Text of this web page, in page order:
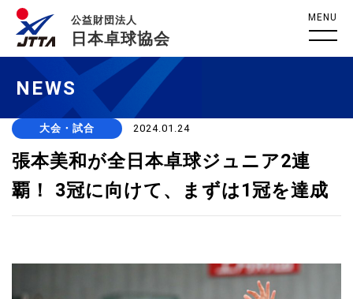
公益財団法人
日本卓球協会
MENU
NEWS
大会・試合 2024.01.24
張本美和が全日本卓球ジュニア2連
覇！ 3冠に向けて、まずは1冠を達成